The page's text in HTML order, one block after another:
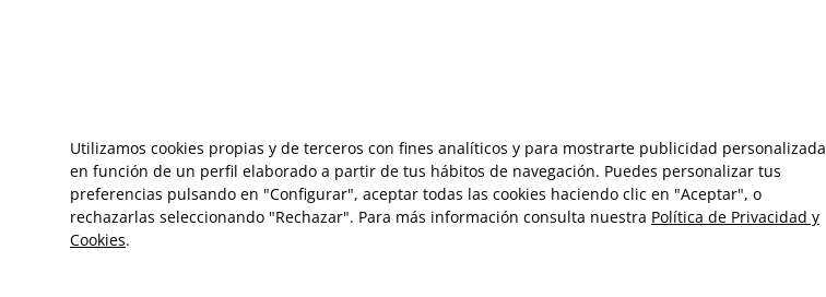
Utilizamos cookies propias y de terceros con fines analíticos y para mostrarte publicidad personalizada
en función de un perfil elaborado a partir de tus hábitos de navegación. Puedes personalizar tus
preferencias pulsando en "Configurar", aceptar todas las cookies haciendo clic en "Aceptar", o
rechazarlas seleccionando "Rechazar". Para más información consulta nuestra Política de Privacidad y
Cookies.